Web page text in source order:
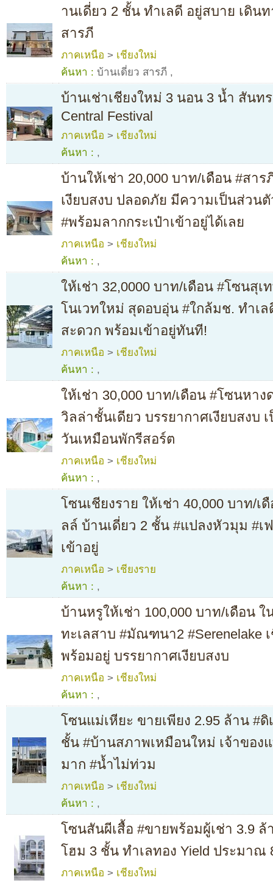
านเดี่ยว 2 ชั้น ทำเลดี อยู่สบาย เดิน
สารภี
ภาคเหนือ > เชียงใหม่
ค้นหา : บ้านเดี่ยว สารภี ,
บ้านเช่าเชียงใหม่ 3 นอน 3 น้ำ สันท
Central Festival
ภาคเหนือ > เชียงใหม่
ค้นหา : ,
บ้านให้เช่า 20,000 บาท/เดือน #สาร
เงียบสงบ ปลอดภัย มีความเป็นส่วน
#พร้อมลากกระเป๋าเข้าอยู่ได้เลย
ภาคเหนือ > เชียงใหม่
ค้นหา : ,
ให้เช่า 32,0000 บาท/เดือน #โซนสุเ
โนเวทใหม่ สุดอบอุ่น #ใกล้มช. ทำเ
สะดวก พร้อมเข้าอยู่ทันที!
ภาคเหนือ > เชียงใหม่
ค้นหา : ,
ให้เช่า 30,000 บาท/เดือน #โซนหา
วิลล่าชั้นเดียว บรรยากาศเงียบสงบ
วันเหมือนพักรีสอร์ต
ภาคเหนือ > เชียงใหม่
ค้นหา : ,
โซนเชียงราย ให้เช่า 40,000 บาท/
ลล์ บ้านเดี่ยว 2 ชั้น #แปลงหัวมุม #เ
เข้าอยู่
ภาคเหนือ > เชียงราย
ค้นหา : ,
บ้านหรูให้เช่า 100,000 บาท/เดือน
ทะเลสาบ #มัณฑนา2 #Serenelake
พร้อมอยู่ บรรยากาศเงียบสงบ
ภาคเหนือ > เชียงใหม่
ค้นหา : ,
โซนแม่เหียะ ขายเพียง 2.95 ล้าน #
ชั้น #บ้านสภาพเหมือนใหม่ เจ้าของ
มาก #น้ำไม่ท่วม
ภาคเหนือ > เชียงใหม่
ค้นหา : ,
โซนสันผีเสื้อ #ขายพร้อมผู้เช่า 3.9 ล้
โฮม 3 ชั้น ทำเลทอง Yield ประมาณ
ภาคเหนือ > เชียงใหม่